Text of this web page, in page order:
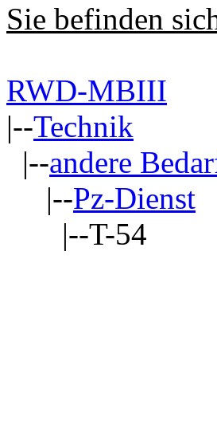
Sie befinden
RWD-MBIII
|--Technik
|--andere
|--Pz-Dienst
|--T-54